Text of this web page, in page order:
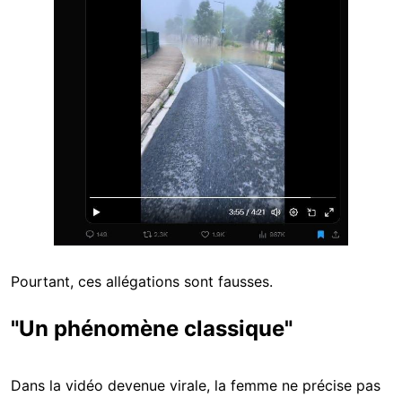
Pourtant, ces allégations sont fausses.
"Un phénomène classique"
Dans la vidéo devenue virale, la femme ne précise pas